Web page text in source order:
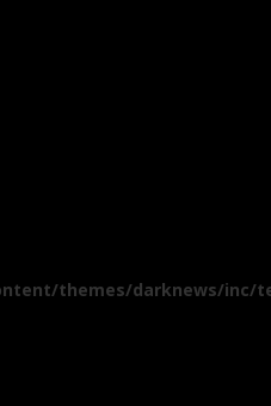
themes/darknews/